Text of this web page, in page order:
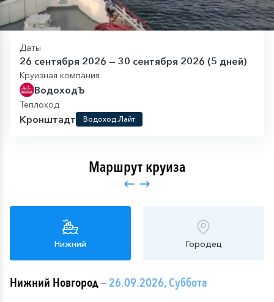
Даты
26 сентября 2026 — 30 сентября 2026 (5 дней)
Круизная компания
ВодоходЪ
Теплоход
Кронштадт Водоход.Лайт
Маршрут круиза
Нижний Городец
Нижний Новгород— 26.09.2026, Суббота